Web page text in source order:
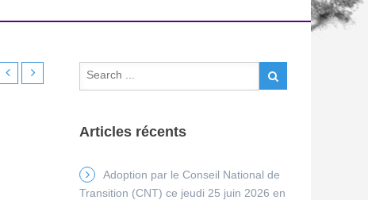
Articles récents
Adoption par le Conseil National de
Transition (CNT) ce jeudi 25 juin 2026 en